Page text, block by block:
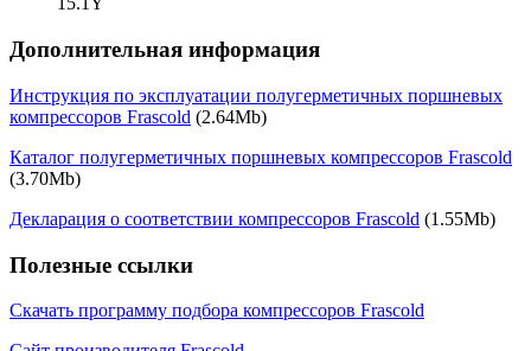
Дополнительная информация
Инструкция по эксплуатации полугерметичных поршневых
компрессоров Frascold (2.64Mb)
Каталог полугерметичных поршневых компрессоров Frascold
(3.70Mb)
Декларация о соответствии компрессоров Frascold (1.55Mb)
Полезные ссылки
Скачать программу подбора компрессоров Frascold